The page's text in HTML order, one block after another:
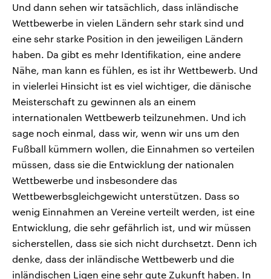
Und dann sehen wir tatsächlich, dass inländische
Wettbewerbe in vielen Ländern sehr stark sind und
eine sehr starke Position in den jeweiligen Ländern
haben. Da gibt es mehr Identifikation, eine andere
Nähe, man kann es fühlen, es ist ihr Wettbewerb. Und
in vielerlei Hinsicht ist es viel wichtiger, die dänische
Meisterschaft zu gewinnen als an einem
internationalen Wettbewerb teilzunehmen. Und ich
sage noch einmal, dass wir, wenn wir uns um den
Fußball kümmern wollen, die Einnahmen so verteilen
müssen, dass sie die Entwicklung der nationalen
Wettbewerbe und insbesondere das
Wettbewerbsgleichgewicht unterstützen. Dass so
wenig Einnahmen an Vereine verteilt werden, ist eine
Entwicklung, die sehr gefährlich ist, und wir müssen
sicherstellen, dass sie sich nicht durchsetzt. Denn ich
denke, dass der inländische Wettbewerb und die
inländischen Ligen eine sehr gute Zukunft haben. In